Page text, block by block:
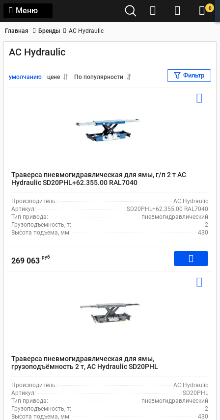
Меню 0
Главная Бренды AC Hydraulic
AC Hydraulic
умолчанию цене По популярности Фильтр
Траверса пневмогидравлическая для ямы, г/п 2 т AC
Hydraulic SD20PHL+62.355.00 RAL7040
Производитель:
AC Hydraulic
Артикул:
SD20PHL+62.355.00 RAL7040
Тип привода:
пневмогидравлический
Грузоподъемность, т:
2
Высота подъема, мм:
430
269 063 руб
Траверса пневмогидравлическая для ямы,
грузоподъёмность 2 т, AC Hydraulic SD20PHL
Производитель:
AC Hydraulic
Артикул:
SD20PHL
Тип привода:
пневмогидравлический
Грузоподъемность, т:
2
Высота подъема, мм:
430